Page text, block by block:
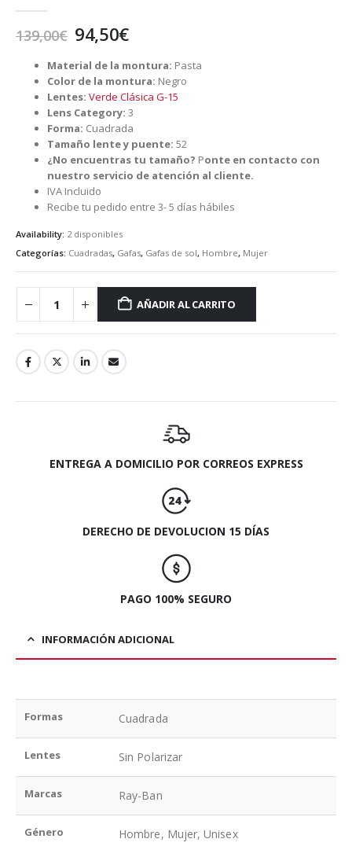
139,00€ El
precio
original
era:
139,00€.
94,50€El
actual
es:
94,50€.
Material de la montura: Pasta
Color de la montura: Negro
Lentes: Verde Clásica G-15
Lens Category: 3
Forma: Cuadrada
Tamaño lente y puente: 52
¿No encuentras tu tamaño? Ponte en contacto con
nuestro servicio de atención al cliente.
IVA Incluido
Recibe tu pedido entre 3- 5 días hábiles
Availability: 2 disponibles
Categorías: Cuadradas, Gafas, Gafas de sol, Hombre, Mujer
AÑADIR AL CARRITO
ENTREGA A DOMICILIO POR CORREOS EXPRESS
DERECHO DE DEVOLUCION 15 DÍAS
PAGO 100% SEGURO
INFORMACIÓN ADICIONAL
Formas Cuadrada
Lentes Sin Polarizar
Marcas Ray-Ban
Género Hombre, Mujer, Unisex